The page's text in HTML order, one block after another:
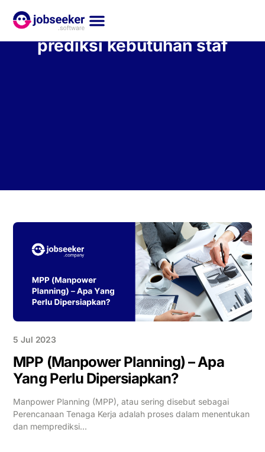
prediksi kebutuhan staf
5 Jul 2023
MPP (Manpower Planning) – Apa
Yang Perlu Dipersiapkan? ​
Manpower Planning (MPP), atau sering disebut sebagai
Perencanaan Tenaga Kerja adalah proses dalam menentukan
dan memprediksi...